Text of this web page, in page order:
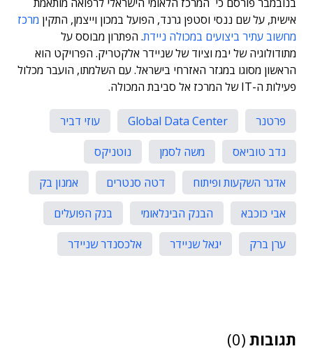
אישית, על שם ננסי וסטפן גרנד, הפועל במכון וייצמן, התקין מרכז
מחשוב עתיר ביצועים במכולה ניידת. הפתרון מבוסס על
מתודולוגיה של יבמ וציוד של שניידר אלקטריק. הפרויקט הוא
הראשון מסוגו במגזר האזרחי בישראל. עם השלמתו, הועבר מכלול
פעילות ה-IT של המרכז אל סביבת המכולה.
פרטנר Global Data Center
עוזי דביר
נדב טוביאס
משה לסמן
נוטניקס
אדגר השקעות ופיתוח
דטה סנטרים
אמנון בק
אבי כוכבא
הבנק הבינלאומי
בנק הפועלים
ערן ברק
יגאל שניידר אלכסנדר שניידר
תגובות (0)